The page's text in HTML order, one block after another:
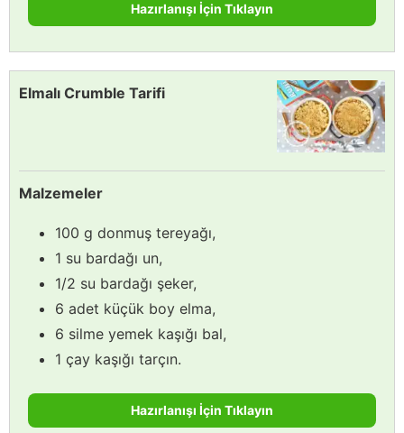
Hazırlanışı İçin Tıklayın
Elmalı Crumble Tarifi
Malzemeler
100 g donmuş tereyağı,
1 su bardağı un,
1/2 su bardağı şeker,
6 adet küçük boy elma,
6 silme yemek kaşığı bal,
1 çay kaşığı tarçın.
Hazırlanışı İçin Tıklayın